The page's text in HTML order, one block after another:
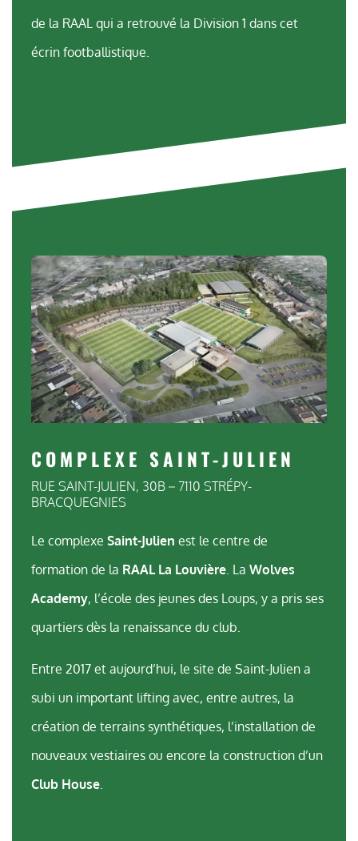
de la RAAL qui a retrouvé la Division 1 dans cet
écrin footballistique.
COMPLEXE SAINT-JULIEN
RUE SAINT-JULIEN, 30B – 7110 STRÉPY-
BRACQUEGNIES
Le complexe Saint-Julien est le centre de
formation de la RAAL La Louvière. La Wolves
Academy, l’école des jeunes des Loups, y a pris ses
quartiers dès la renaissance du club.
Entre 2017 et aujourd’hui, le site de Saint-Julien a
subi un important lifting avec, entre autres, la
création de terrains synthétiques, l’installation de
nouveaux vestiaires ou encore la construction d’un
Club House.